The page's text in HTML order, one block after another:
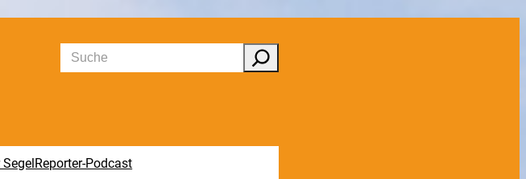
Suchen
SegelReporter-Podcast